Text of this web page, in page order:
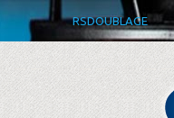
RSDOUBLAGE